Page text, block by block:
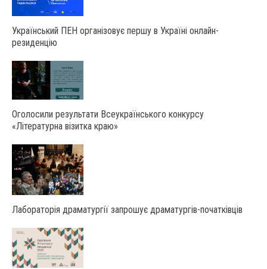
Український ПЕН організовує першу в Україні онлайн-
резиденцію
Оголосили результати Всеукраїнського конкурсу
«Літературна візитка краю»
Лабораторія драматургії запрошує драматургів-початківців